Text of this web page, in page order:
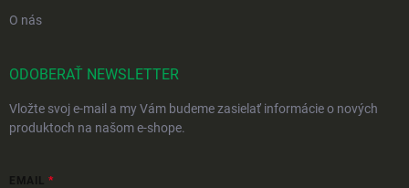
O nás
ODOBERAŤ NEWSLETTER
Vložte svoj e-mail a my Vám budeme zasielať informácie o nových
produktoch na našom e-shope.
EMAIL